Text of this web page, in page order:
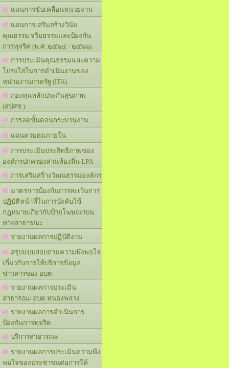
แผนการขับเคลื่อนหน่วยงาน
แผนการเสริมสร้างวินัย
คุณธรรม จริยธรรมและป้องกัน
การทุจริต (พ.ศ. ๒๕๖๔ - ๒๕๖๖)
การประเมินคุณธรรมและความ
โปร่งใสในการดำเนินงานของ
หน่วยงานภาครัฐ (ITA)
กองทุนหลักประกันสุขภาพ
(สปสช.)
การลดขั้นตอนกระบวนงาน
แผนควบคุมภายใน
การประเมินประสิทธิภาพของ
องค์กรปกครองส่วนท้องถิ่น LPA
การเสริมสร้างวัฒนธรรมองค์กร
มาตรการป้องกันการละเว้นการ
ปฏิบัติหน้าที่ในการบังคับใช้
กฎหมายเกี่ยวกับป้ายโฆษณาบน
ทางสาธารณะ
รายงานผลการปฏิบัติงาน
สรุปแบบสอบถามความพึงพอใจ
เกี่ยวกับการให้บริการข้อมูล
ข่าวสารของ อบต.
รายงานผลการประเมิน
สาธารณะ อบต.หนองพลวง
รายงานผลการดำเนินการ
ป้องกันการทุจริต
บริการสาธารณะ
รายงานผลการประเมินความพึง
พอใจของประชาชนต่อการให้